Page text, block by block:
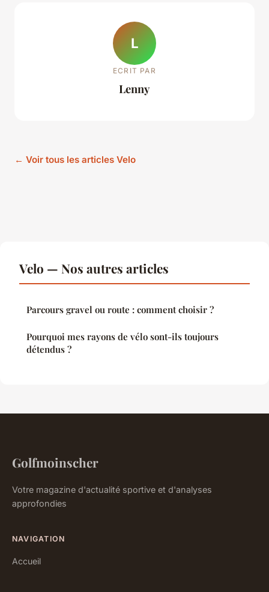
L
ECRIT PAR
Lenny
← Voir tous les articles Velo
Velo — Nos autres articles
Parcours gravel ou route : comment choisir ?
Pourquoi mes rayons de vélo sont-ils toujours
détendus ?
Golfmoinscher
Votre magazine d'actualité sportive et d'analyses
approfondies
NAVIGATION
Accueil